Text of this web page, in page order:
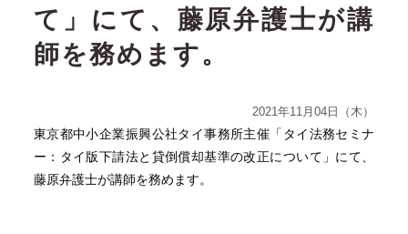
て」にて、藤原弁護士が講
師を務めます。
2021年11月04日（木）
東京都中小企業振興公社タイ事務所主催「タイ法務セミナ
ー：タイ版下請法と貸倒償却基準の改正について」にて、
藤原弁護士が講師を務めます。